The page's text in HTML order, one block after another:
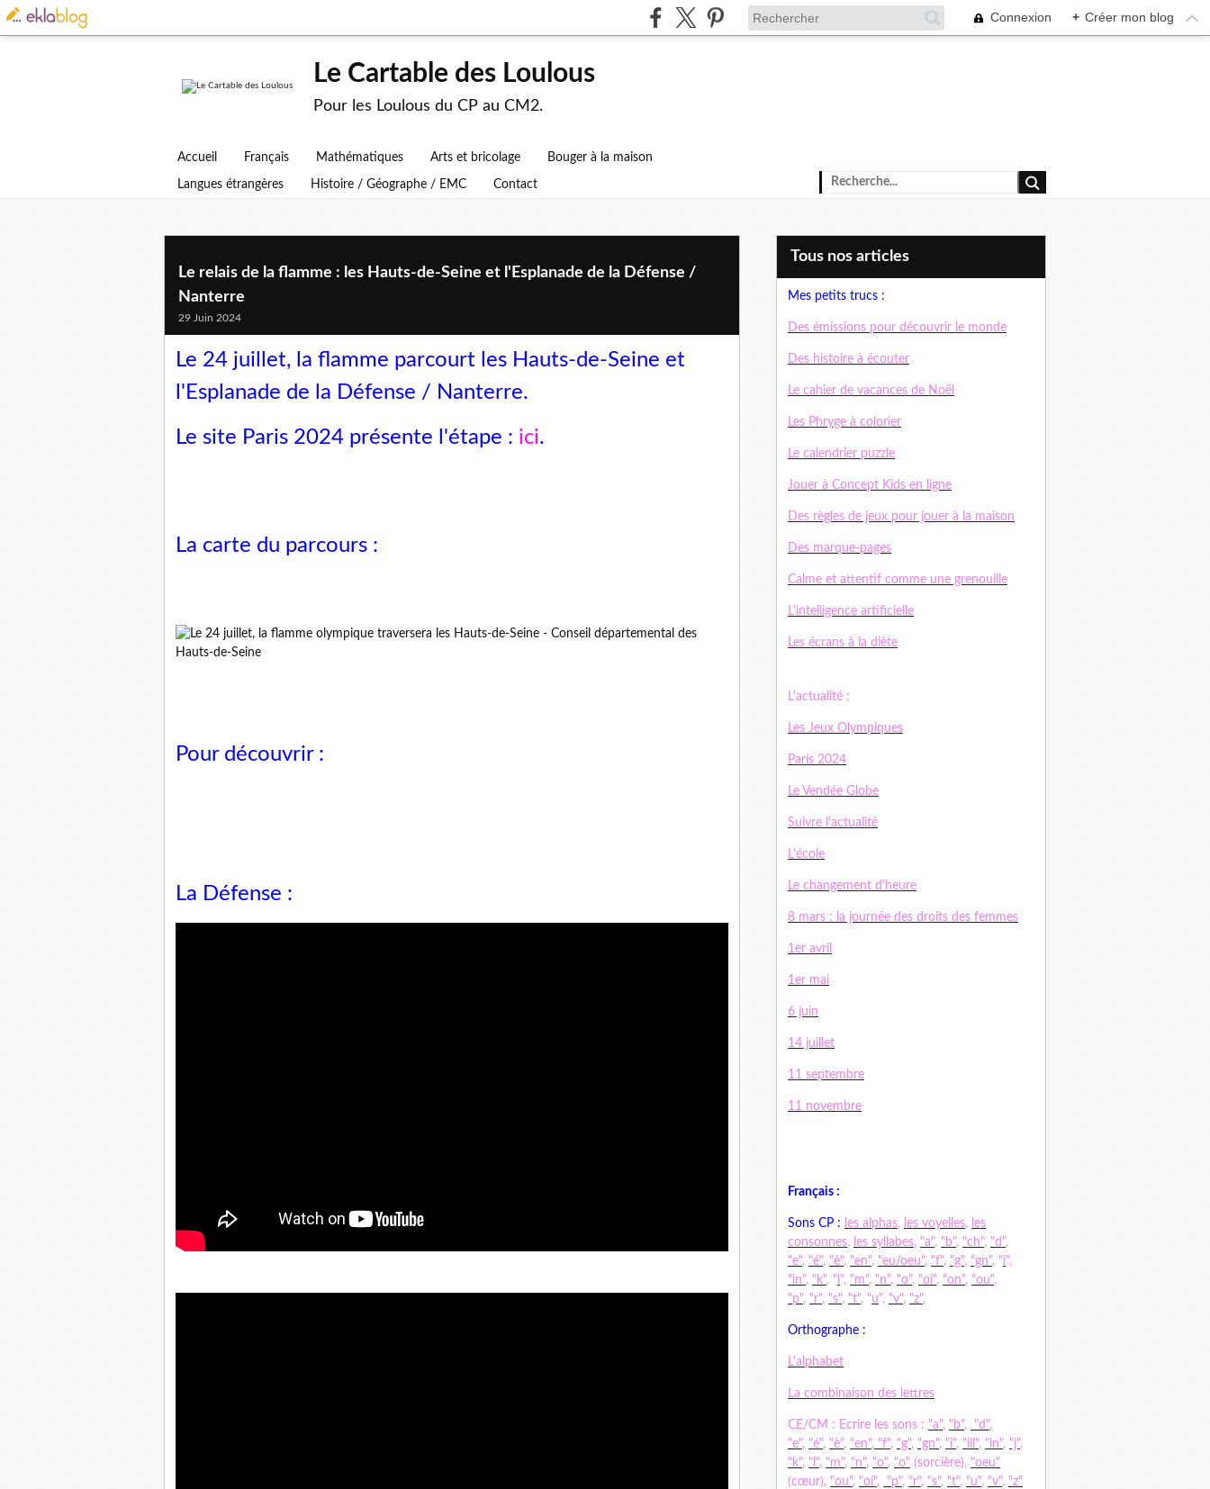
Connexion + Créer mon blog
Le Cartable des Loulous
Pour les Loulous du CP au CM2.
Accueil Français Mathématiques Arts et bricolage Bouger à la maison
Langues étrangères Histoire / Géographe / EMC Contact
Le relais de la flamme : les Hauts-de-Seine et l'Esplanade de la Défense /
Nanterre
29 Juin 2024
Le 24 juillet, la flamme parcourt les Hauts-de-Seine et
l'Esplanade de la Défense / Nanterre.
Le site Paris 2024 présente l'étape : ici.
La carte du parcours :
Pour découvrir :
La Défense :
Tous nos articles
Mes petits trucs :
Des émissions pour découvrir le monde
Des histoire à écouter
Le cahier de vacances de Noël
Les Phryge à colorier
Le calendrier puzzle
Jouer à Concept Kids en ligne
Des règles de jeux pour jouer à la maison
Des marque-pages
Calme et attentif comme une grenouille
L'intelligence artificielle
Les écrans à la diète
L'actualité :
Les Jeux Olympiques
Paris 2024
Le Vendée Globe
Suivre l'actualité
L'école
Le changement d'heure
8 mars : la journée des droits des femmes
1er avril
1er mai
6 juin
14 juillet
11 septembre
11 novembre
Français :
Sons CP : les alphas, les voyelles, les
consonnes, les syllabes, "a", "b", "ch", "d",
"e", "é", "è", "en", "eu/oeu", "f", "g", "gn", "i",
"in", "k", " ", "m", "n", "o", "oi", "on", "ou",
"p", "r", "s", "t", "u", "v", "z",
Orthographe :
L'alphabet
La combinaison des lettres
CE/CM : Ecrire les sons : "a", "b", "d",
"e", "é", "è", "en", "f", "g", "gn", "i", "ill", "in", "j",
"k", "l", "m", "n", "o", "o" (sorcière), "oeu"
(cœur), "ou", "oi", "p", "r", "s", "t", "u", "v", "z"